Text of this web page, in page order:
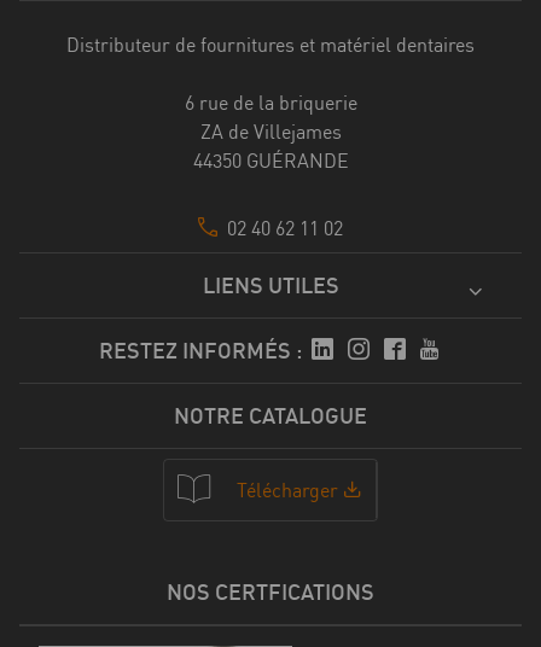
Distributeur de fournitures et matériel dentaires
6 rue de la briquerie
ZA de Villejames
44350 GUÉRANDE
02 40 62 11 02
LIENS UTILES
RESTEZ INFORMÉS :
NOTRE CATALOGUE
Télécharger
NOS CERTFICATIONS